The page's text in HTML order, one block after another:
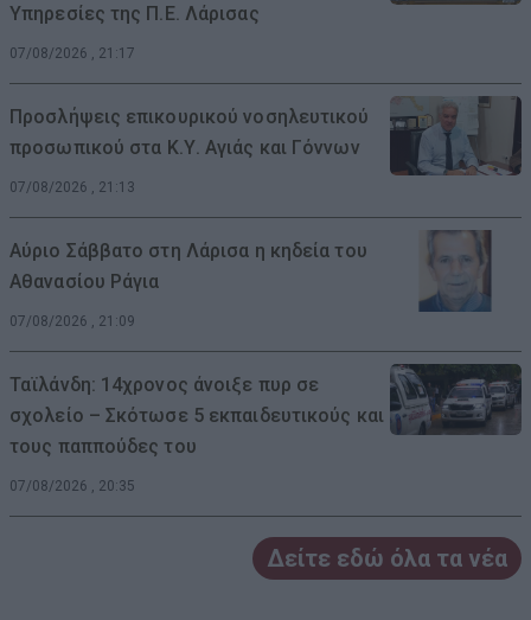
Υπηρεσίες της Π.Ε. Λάρισας
07/08/2026 , 21:17
Προσλήψεις επικουρικού νοσηλευτικού
προσωπικού στα Κ.Υ. Αγιάς και Γόννων
07/08/2026 , 21:13
Αύριο Σάββατο στη Λάρισα η κηδεία του
Αθανασίου Ράγια
07/08/2026 , 21:09
Ταϊλάνδη: 14χρονος άνοιξε πυρ σε
σχολείο – Σκότωσε 5 εκπαιδευτικούς και
τους παππούδες του
07/08/2026 , 20:35
Δείτε εδώ όλα τα νέα